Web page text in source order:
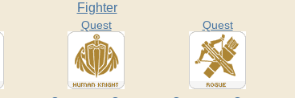
Fighter
Quest Quest